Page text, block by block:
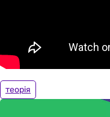
теорія